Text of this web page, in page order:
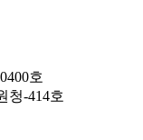
호
청-414호